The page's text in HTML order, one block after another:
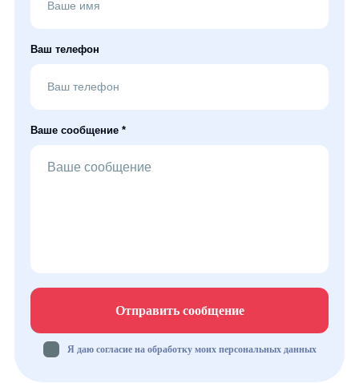
Ваш телефон
Ваше сообщение *
Отправить сообщение
Я даю согласие на обработку моих персональных данных